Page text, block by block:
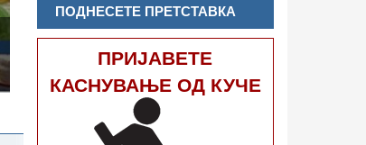
ПОДНЕСЕТЕ ПРЕТСТАВКА
ПРИЈАВЕТЕ
КАСНУВАЊЕ ОД КУЧЕ